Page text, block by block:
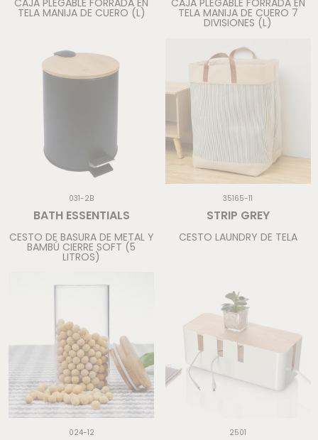
CAJA PLEGABLE FORRADA EN
TELA MANIJA DE CUERO (L)
CAJA PLEGABLE FORRADA EN
TELA MANIJA DE CUERO 7
DIVISIONES (L)
031-2B
BATH ESSENTIALS
CESTO DE BASURA DE METAL Y
BAMBÚ CIERRE SOFT (5
LITROS)
35165-11
STRIP GREY
CESTO LAUNDRY DE TELA
024-12 2501